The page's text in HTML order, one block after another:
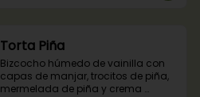
Torta Piña
Bizcocho húmedo de vainilla con
capas de manjar, trocitos de piña,
mermelada de piña y crema